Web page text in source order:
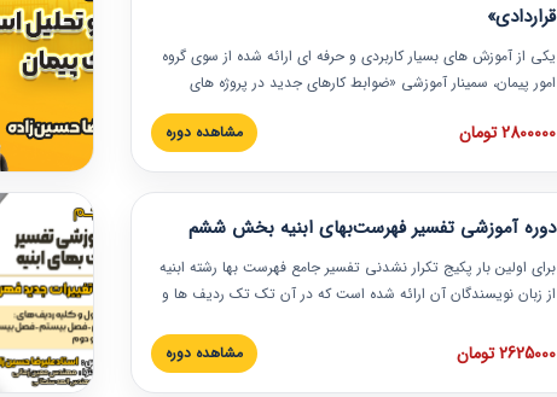
قراردادی»
یکی از آموزش‏‏‏‏‏‏ های بسیار کاربردی و حرفه‏ ای ارائه شده از سوی گروه
امور پیمان، سمینار آموزشی «ضوابط کارهای جدید در پروژه های
عمرانی» چالش ها، تخلفات و راه حل ها با نگرش قراردادی است که
در محل سندیکای شرکت های ساختمانی کشور ارائه شد. در این
به همراه تجربیات عملی ارائه شده است.
2800000 تومان مشاهده دوره
دوره آموزشی تفسیر فهرست‌بهای ابنیه بخش ششم
برای اولین بار پکیج تکرار نشدنی تفسیر جامع فهرست بها رشته ابنیه
از زبان نویسندگان آن ارائه شده است که در آن تک تک ردیف ها و
تصویری بوده و به همراه تصاویر عملیات اجرایی مرتبط با ردیف های
فهرست بها ارائه شده است. این دوره با کلام مهندس
2625000 تومان مشاهده دوره